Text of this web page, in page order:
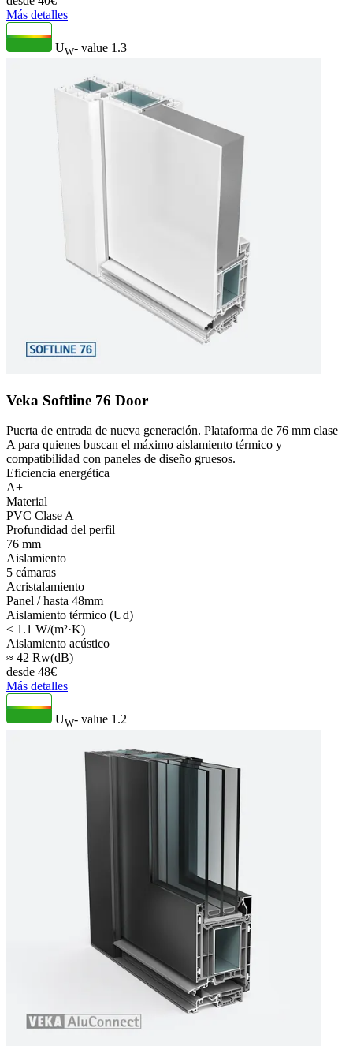
Más detalles
UW- value 1.3
Veka Softline 76 Door
Puerta de entrada de nueva generación. Plataforma de 76 mm clase
A para quienes buscan el máximo aislamiento térmico y
compatibilidad con paneles de diseño gruesos.
Eficiencia energética
A+
Material
PVC Clase A
Profundidad del perfil
76 mm
Aislamiento
5 cámaras
Acristalamiento
Panel / hasta 48mm
Aislamiento térmico (Ud)
≤ 1.1 W/(m²·K)
Aislamiento acústico
≈ 42 Rw(dB)
desde 48€
Más detalles
UW- value 1.2